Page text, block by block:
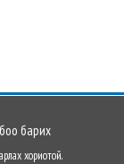
барих
хориотой.